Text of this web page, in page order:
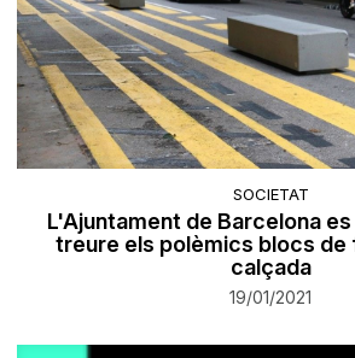
SOCIETAT
L'Ajuntament de Barcelona
treure els polèmics blocs de
calçada
19/01/2021